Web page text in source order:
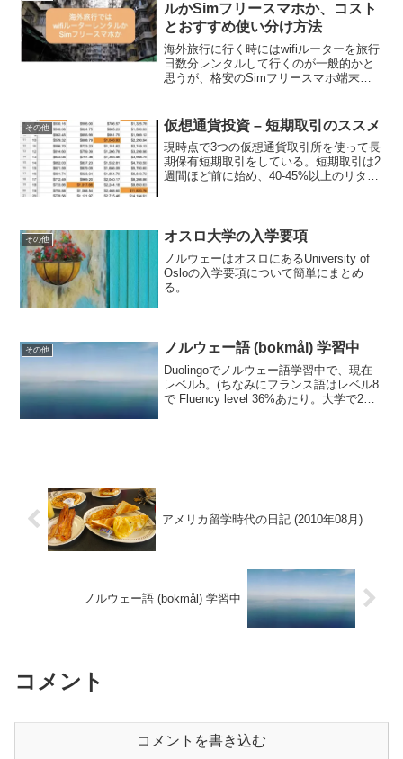
ルかSimフリースマホか、コスト
とおすすめ使い分け方法
海外旅行に行く時にはwifiルーターを旅行
日数分レンタルして行くのが一般的かと
思うが、格安のSimフリースマホ端末を
ので、その方法とwifiルーターを借りた場
合の比較をしてみた。
その他 仮想通貨投資 – 短期取引のススメ
現時点で3つの仮想通貨取引所を使って長
期保有短期取引をしている。短期取引は2
週間ほど前に始め、40-45%以上のリター
てみようと...
その他 オスロ大学の入学要項
ノルウェーはオスロにあるUniversity of
Osloの入学要項について簡単にまとめ
る。
その他 ノルウェー語 (bokmål) 学習中
Duolingoでノルウェー語学習中で、現在
レベル5。(ちなみにフランス語はレベル8
で Fluency level 36%あたり。大学で2年
アメリカ留学時代の日記 (2010年08月)
ノルウェー語 (bokmål) 学習中
コメント
コメントを書き込む